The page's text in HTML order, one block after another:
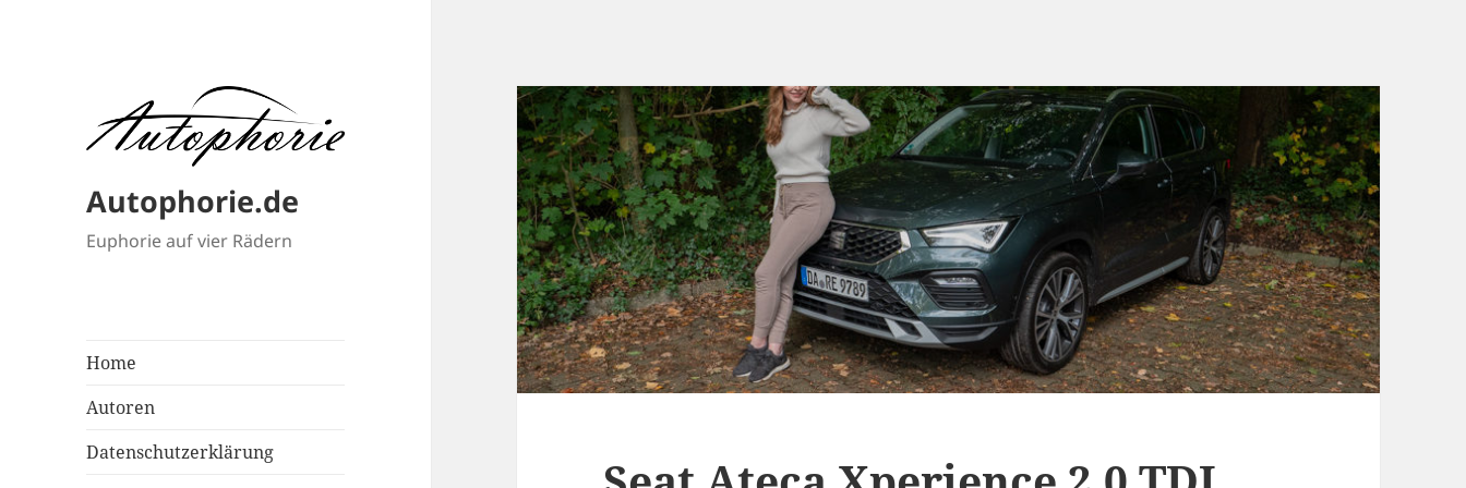
Autophorie.de
Euphorie auf vier Rädern
Home
Autoren
Datenschutzerklärung